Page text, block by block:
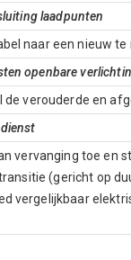
laadpunten
naar een nieuw
openbare
verouderde en
vervanging toe en
(gericht op
vergelijkbaar